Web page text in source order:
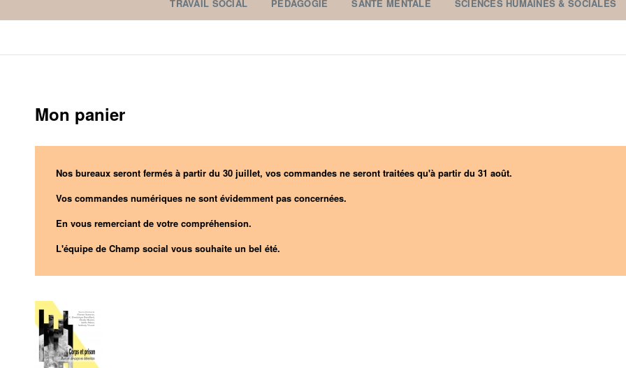
TRAVAIL SOCIAL PÉDAGOGIE SANTÉ MENTALE SCIENCES HUMAINES & SOCIALES
Mon panier
Nos bureaux seront fermés à partir du 30 juillet, vos commandes ne seront traitées qu'à partir du 31 août.
Vos commandes numériques ne sont évidemment pas concernées.
En vous remerciant de votre compréhension.
L'équipe de Champ social vous souhaite un bel été.